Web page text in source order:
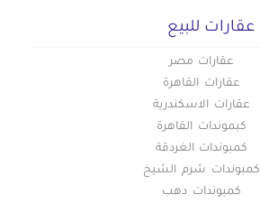
عقارات للبيع
عقارات مصر
عقارات القاهرة
عقارات الاسكندرية
كبموندات القاهرة
كمبوندات الغردقة
كمبوندات شرم الشيخ
كمبوندات دهب